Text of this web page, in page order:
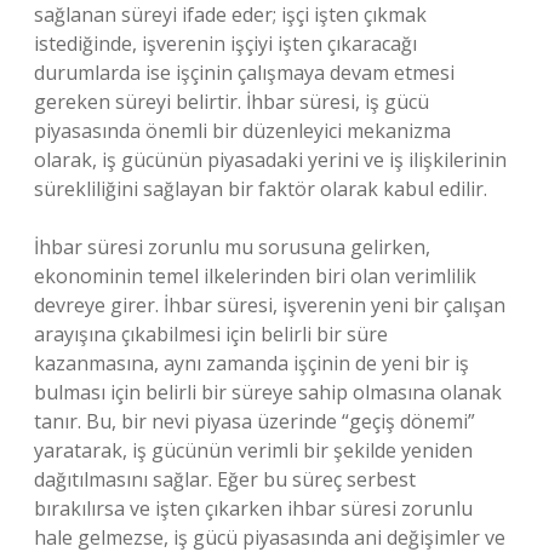
sağlanan süreyi ifade eder; işçi işten çıkmak
istediğinde, işverenin işçiyi işten çıkaracağı
durumlarda ise işçinin çalışmaya devam etmesi
gereken süreyi belirtir. İhbar süresi, iş gücü
piyasasında önemli bir düzenleyici mekanizma
olarak, iş gücünün piyasadaki yerini ve iş ilişkilerinin
sürekliliğini sağlayan bir faktör olarak kabul edilir.
İhbar süresi zorunlu mu sorusuna gelirken,
ekonominin temel ilkelerinden biri olan verimlilik
devreye girer. İhbar süresi, işverenin yeni bir çalışan
arayışına çıkabilmesi için belirli bir süre
kazanmasına, aynı zamanda işçinin de yeni bir iş
bulması için belirli bir süreye sahip olmasına olanak
tanır. Bu, bir nevi piyasa üzerinde “geçiş dönemi”
yaratarak, iş gücünün verimli bir şekilde yeniden
dağıtılmasını sağlar. Eğer bu süreç serbest
bırakılırsa ve işten çıkarken ihbar süresi zorunlu
hale gelmezse, iş gücü piyasasında ani değişimler ve